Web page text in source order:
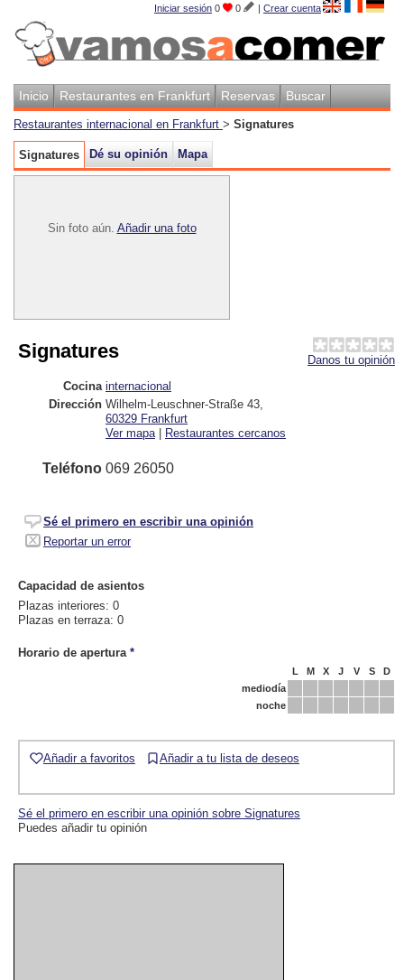
Iniciar sesión 0 0 | Crear cuenta
Inicio Restaurantes en Frankfurt Reservas Buscar
Restaurantes internacional en Frankfurt > Signatures
Signatures Dé su opinión Mapa
Sin foto aún. Añadir una foto
Danos tu opinión
Signatures
Cocina internacional
Dirección Wilhelm-Leuschner-Straße 43
60329 Frankfurt
Ver mapa | Restaurantes cercanos
Teléfono 069 26050
Sé el primero en escribir una opinión
Reportar un error
Capacidad de asientos
Plazas interiores: 0
Plazas en terraza: 0
Horario de apertura *
L M X J V S
D
mediodía
noche
Añadir a favoritos Añadir a tu lista de deseos
Sé el primero en escribir una opinión sobre Signatures
Puedes añadir tu opinión